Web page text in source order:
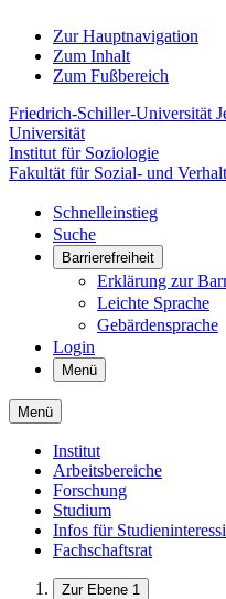
Zur Hauptnavigation
Zum Inhalt
Zum Fußbereich
Friedrich-Schiller-Universität
Universität
Institut für Soziologie
Fakultät für Sozial- und
Schnelleinstieg
Suche
Barrierefreiheit
Erklärung zur
Leichte Sprache
Gebärdensprache
Login
Menü
Menü
Institut
Arbeitsbereiche
Forschung
Studium
Infos für
Fachschaftsrat
Zur Ebene 1